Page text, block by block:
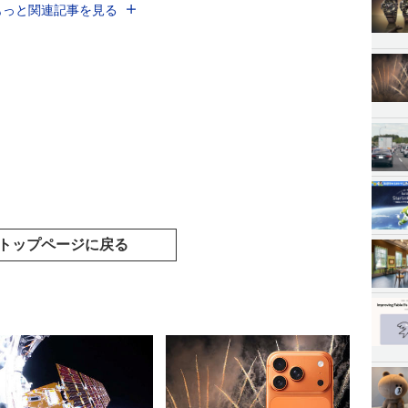
と関連記事を見る
ップページに戻る